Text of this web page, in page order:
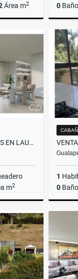
Área m2
Venta
0
VENTA DE 3 APARTAMENTOS EN LAURELES PARA AIRBNB RENTAS CORTAS
m2
Venta
1
0